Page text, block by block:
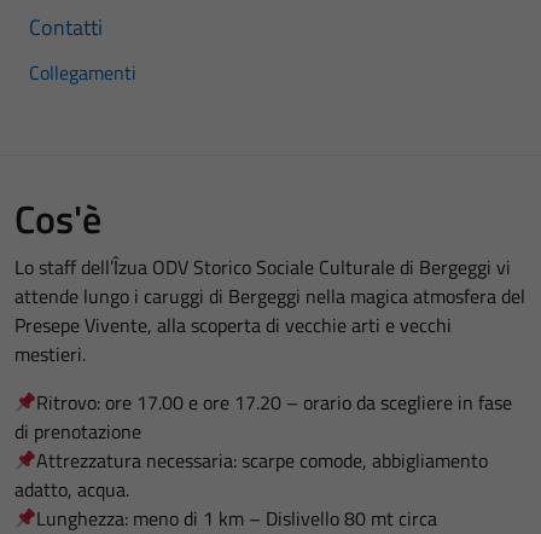
Contatti
Collegamenti
Cos'è
Lo staff dell’Îzua ODV Storico Sociale Culturale di Bergeggi vi
attende lungo i caruggi di Bergeggi nella magica atmosfera del
Presepe Vivente, alla scoperta di vecchie arti e vecchi
mestieri.
Ritrovo: ore 17.00 e ore 17.20 – orario da scegliere in fase
di prenotazione
Attrezzatura necessaria: scarpe comode, abbigliamento
adatto, acqua.
Lunghezza: meno di 1 km – Dislivello 80 mt circa